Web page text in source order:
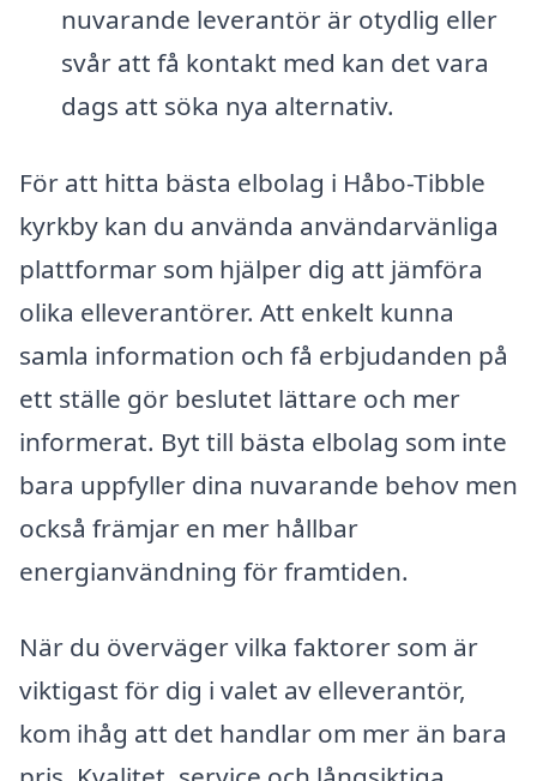
nuvarande leverantör är otydlig eller
svår att få kontakt med kan det vara
dags att söka nya alternativ.
För att hitta bästa elbolag i Håbo-Tibble
kyrkby kan du använda användarvänliga
plattformar som hjälper dig att jämföra
olika elleverantörer. Att enkelt kunna
samla information och få erbjudanden på
ett ställe gör beslutet lättare och mer
informerat. Byt till bästa elbolag som inte
bara uppfyller dina nuvarande behov men
också främjar en mer hållbar
energianvändning för framtiden.
När du överväger vilka faktorer som är
viktigast för dig i valet av elleverantör,
kom ihåg att det handlar om mer än bara